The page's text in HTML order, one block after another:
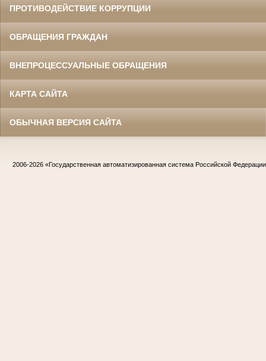
ПРОТИВОДЕЙСТВИЕ КОРРУПЦИИ
ОБРАЩЕНИЯ ГРАЖДАН
ВНЕПРОЦЕССУАЛЬНЫЕ ОБРАЩЕНИЯ
КАРТА САЙТА
ОБЫЧНАЯ ВЕРСИЯ САЙТА
2006-2026 «Государственная автоматизированная система Российской